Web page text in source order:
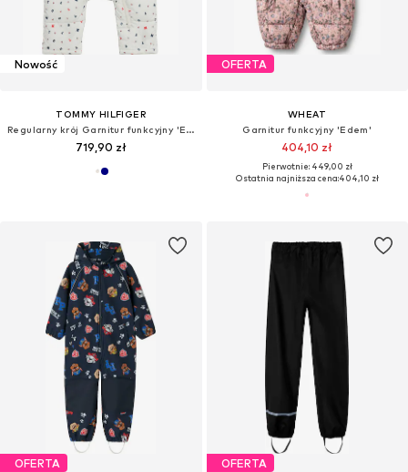
Nowość
TOMMY HILFIGER
Regularny krój Garnitur funkcyjny 'ESSENTIAL'
719,90 zł
OFERTA
WHEAT
Garnitur funkcyjny 'Edem'
404,10 zł
Pierwotnie: 449,00 zł
Ostatnia najniższa cena:404,10 zł
OFERTA OFERTA